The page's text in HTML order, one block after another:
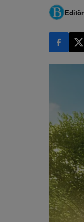
Editör